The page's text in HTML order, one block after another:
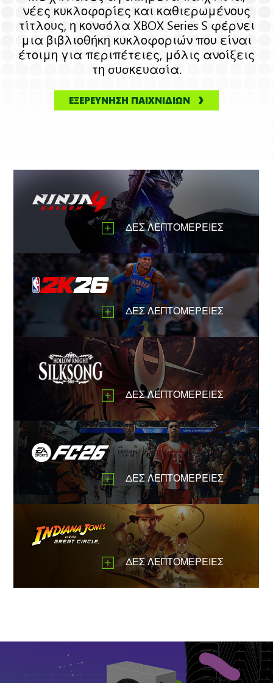
νέες κυκλοφορίες και καθιερωμένους
τίτλους, η κονσόλα XBOX Series S φέρνει
μια βιβλιοθήκη κυκλοφοριών που είναι
έτοιμη για περιπέτειες, μόλις ανοίξεις
τη συσκευασία.
ΕΞΕΡΕΥΝΗΣΗ ΠΑΙΧΝΙΔΙΩΝ
ΔΕΣ ΛΕΠΤΟΜΕΡΕΙΕΣ
ΔΕΣ ΛΕΠΤΟΜΕΡΕΙΕΣ
ΔΕΣ ΛΕΠΤΟΜΕΡΕΙΕΣ
ΔΕΣ ΛΕΠΤΟΜΕΡΕΙΕΣ
ΔΕΣ ΛΕΠΤΟΜΕΡΕΙΕΣ